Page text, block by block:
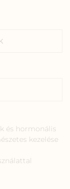
és hormonális
kezelése